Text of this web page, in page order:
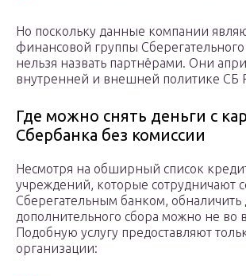
Но поскольку данные компании
финансовой группы Сберегательного
нельзя назвать партнёрами. Они
внутренней и внешней политике СБ
Где можно снять деньги с
Сбербанка без комиссии
Несмотря на обширный список
учреждений, которые сотрудничают
Сберегательным банком, обналичить
дополнительного сбора можно не во
Подобную услугу предоставляют
организации: